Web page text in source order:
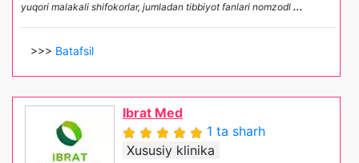
yuqori malakali shifokorlar, jumladan tibbiyot fanlari nomzodl ...
>>> Batafsil
Ibrat Med
1 ta sharh
Xususiy klinika